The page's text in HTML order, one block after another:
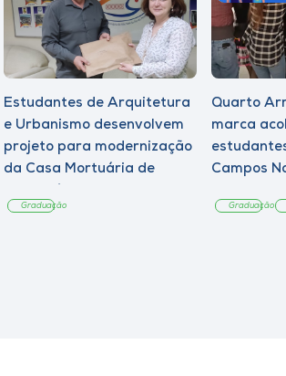
Estudantes de Arquitetura
e Urbanismo desenvolvem
projeto para modernização
da Casa Mortuária de
Graduação
Quarto
marca
Campos
Graduação